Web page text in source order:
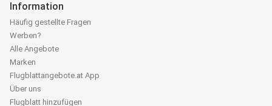
Information
Häufig gestellte Fragen
Werben?
Alle Angebote
Marken
Flugblattangebote.at App
Über uns
Flugblatt hinzufügen